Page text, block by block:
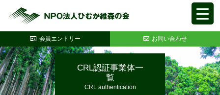
会員エントリー お問い合わせ
CRL認証事業体一
覧
CRL authentication